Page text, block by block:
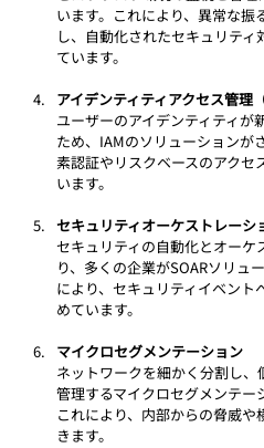
います。これにより、異常な振
し、自動化されたセキュリテ
ています。
アイデンティティアクセス管理
ユーザーのアイデンティティが
ため、IAMのソリューションが
素認証やリスクベースのアクセ
います。
セキュリティオーケストレーシ
セキュリティの自動化とオー
り、多くの企業がSOARソリュ
により、セキュリティイベン
めています。
マイクロセグメンテーション
ネットワークを細かく分割し
管理するマイクロセグメンテー
これにより、内部からの脅威
きます。